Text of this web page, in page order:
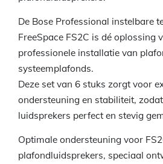
De Bose Professional instelbare
FreeSpace FS2C is dé oplossing
professionele installatie van
systeemplafonds.
Deze set van 6 stuks zorgt voor
ondersteuning en stabiliteit,
luidsprekers perfect en stevig
Optimale ondersteuning voor
plafondluidsprekers, speciaal